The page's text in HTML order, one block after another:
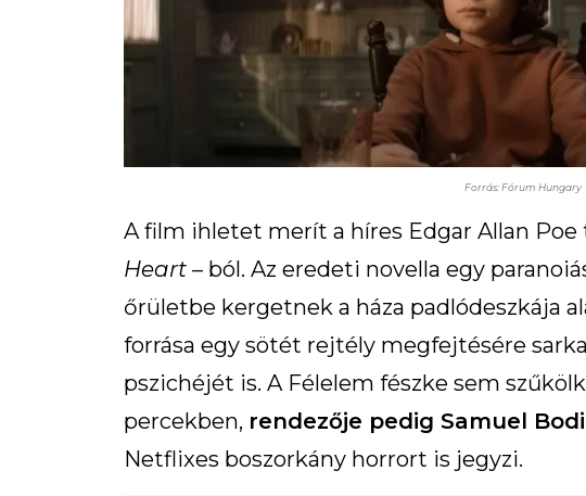
Forrás: Fórum Hungary
A film ihletet merít a híres Edgar Allan
Heart – ból. Az eredeti novella egy
őrületbe kergetnek a háza padlódeszkája
forrása egy sötét rejtély megfejtésére
pszichéjét is. A Félelem fészke sem
percekben, rendezője pedig Samuel
Netflixes boszorkány horrort is jegyzi.